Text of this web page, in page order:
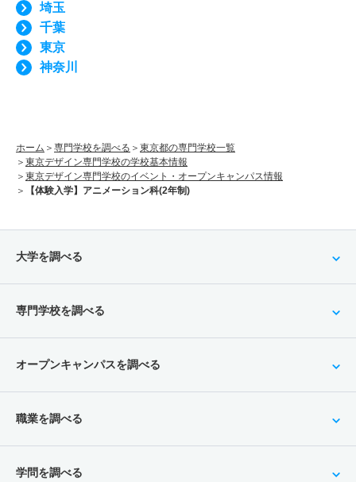
埼玉
千葉
東京
神奈川
ホーム 専門学校を調べる
東京都の専門学校一覧
東京デザイン専門学校の学校基本情報
東京デザイン専門学校のイベント・オープンキャンパス情報
【体験入学】アニメーション科(2年制)
大学を調べる
専門学校を調べる
オープンキャンパスを調べる
職業を調べる
学問を調べる